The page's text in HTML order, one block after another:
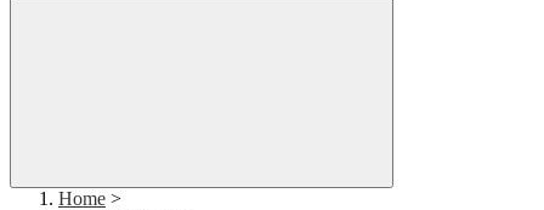
Home >